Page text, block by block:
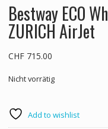
Bestway ECO
ZURICH AirJet
CHF715.00
Nicht vorrätig
Add to wishlist